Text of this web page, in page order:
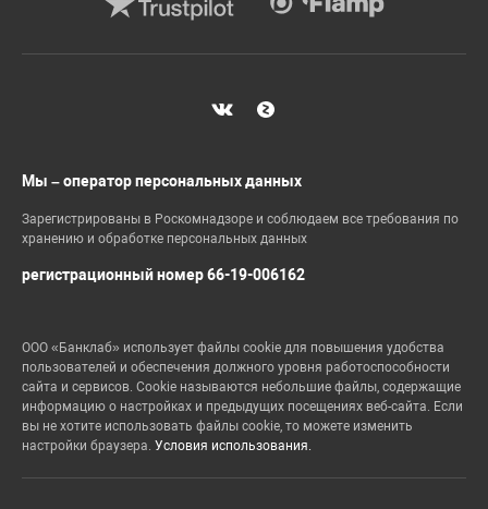
Мы – оператор персональных данных
Зарегистрированы в Роскомнадзоре и соблюдаем все требования по
хранению и обработке персональных данных
регистрационный номер 66-19-006162
ООО «Банклаб» использует файлы cookie для повышения удобства
пользователей и обеспечения должного уровня работоспособности
сайта и сервисов. Cookie называются небольшие файлы, содержащие
информацию о настройках и предыдущих посещениях веб-сайта. Если
вы не хотите использовать файлы cookie, то можете изменить
настройки браузера. Условия использования.